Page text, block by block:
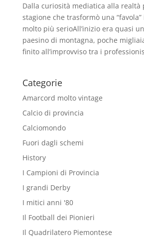
Dalla curiosità mediatica alla realtà
stagione che trasformò una
molto più serioAll’inizio era quasi
paesino di montagna, poche
finito all’improvviso tra i
Categorie
Amarcord molto vintage
Calcio di provincia
Calciomondo
Fuori dagli schemi
History
I Campioni di Provincia
I grandi Derby
I mitici anni '80
Il Football dei Pionieri
Il Quadrilatero Piemontese